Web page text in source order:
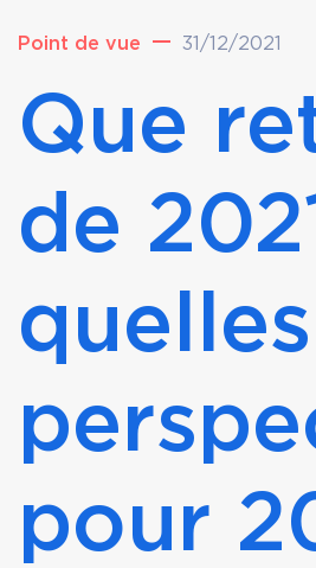
Point de vue 31/12/2021
Que
de
quelles
pour